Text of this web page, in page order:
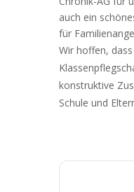
auch ein
für
Wir hoffen,
konstruktive
Schule und